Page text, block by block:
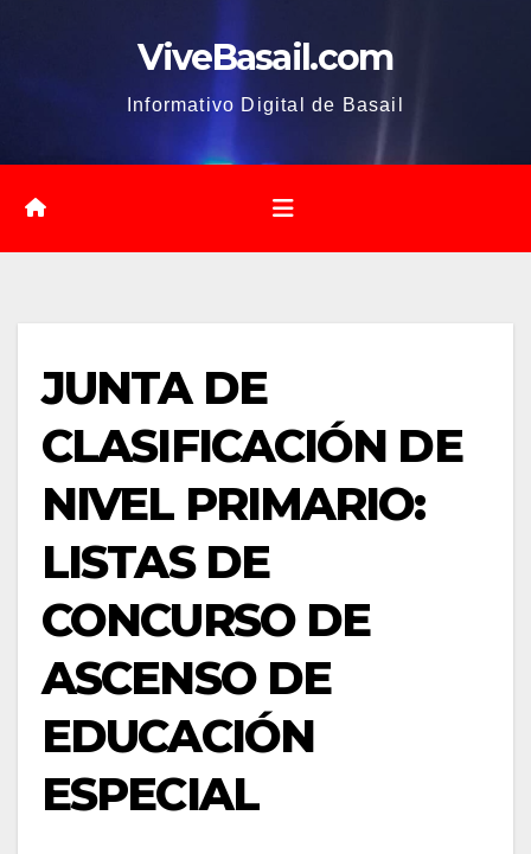
ViveBasail.com
Informativo Digital de Basail
JUNTA DE
CLASIFICACIÓN DE
NIVEL PRIMARIO:
LISTAS DE
CONCURSO DE
ASCENSO DE
EDUCACIÓN
ESPECIAL